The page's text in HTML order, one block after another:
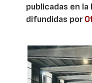
publicadas en
difundidas por